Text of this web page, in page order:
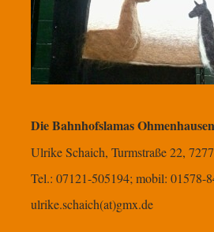
Die Bahnhofslamas Ohmenhausen
Ulrike Schaich, Turmstraße 22,
Tel.: 07121-505194; mobil: 01578-
ulrike.schaich(at)gmx.de